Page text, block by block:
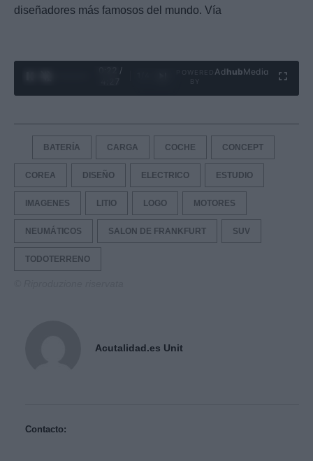
diseñadores más famosos del mundo. Vía
0:23 /
Ad hubMedia
BATERÍA CARGA COCHE CONCEPT
COREA DISEÑO ELECTRICO ESTUDIO
IMAGENES LITIO LOGO MOTORES
NEUMÁTICOS SALON DE FRANKFURT SUV
TODOTERRENO
Acutalidad.es Unit
Contacto: